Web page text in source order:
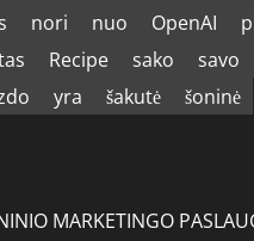
nori nuo OpenAI
Recipe sako savo
yra šakutė šoninė
MARKETINGO